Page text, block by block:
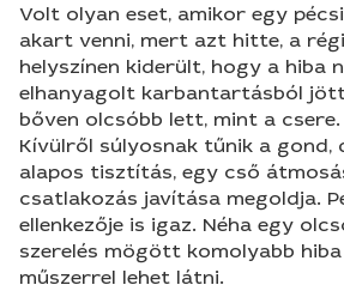
Volt olyan eset, amikor egy
akart venni, mert azt hitte, a
helyszínen kiderült, hogy a hiba
elhanyagolt karbantartásból
bőven olcsóbb lett, mint a
Kívülről súlyosnak tűnik a gond,
alapos tisztítás, egy cső
csatlakozás javítása megoldja.
ellenkezője is igaz. Néha egy
szerelés mögött komolyabb
műszerrel lehet látni.